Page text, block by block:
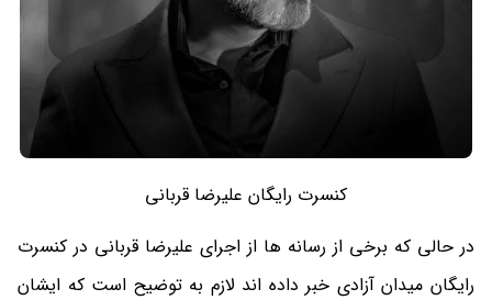
کنسرت رایگان علیرضا قربانی
در حالی که برخی از رسانه ها از اجرای علیرضا قربانی در کنسرت
رایگان میدان آزادی خبر داده اند لازم به توضیح است که ایشان